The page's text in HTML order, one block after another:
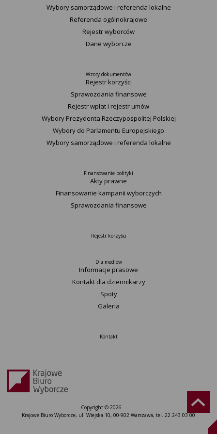
Wybory samorządowe i referenda lokalne
Referenda ogólnokrajowe
Rejestr wyborców
Dane wyborcze
Wzory dokumentów
Rejestr korzyści
Sprawozdania finansowe
Rejestr wpłat i rejestr umów
Wybory Prezydenta Rzeczypospolitej Polskiej
Wybory do Parlamentu Europejskiego
Wybory samorządowe i referenda lokalne
Finansowanie polityki
Akty prawne
Finansowanie kampanii wyborczych
Sprawozdania finansowe
Rejestr korzyści
Dla mediów
Informacje prasowe
Kontakt dla dziennikarzy
Spoty
Galeria
Kontakt
Copyright © 2026
Krajowe Biuro Wyborcze, ul. Wiejska 10, 00-902 Warszawa, tel. 22 243 03 00